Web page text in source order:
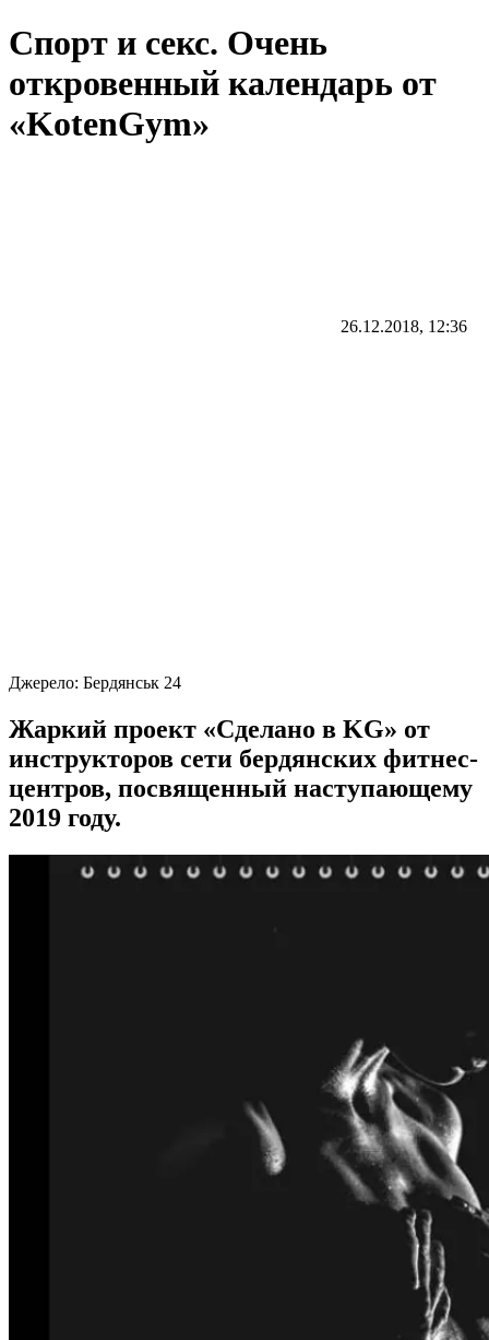
Спорт и секс. Очень
откровенный календарь от
«KotenGym»
26.12.2018, 12:36
Джерело: Бердянськ 24
Жаркий проект «Сделано в KG» от
инструкторов сети бердянских фитнес-
центров, посвященный наступающему
2019 году.